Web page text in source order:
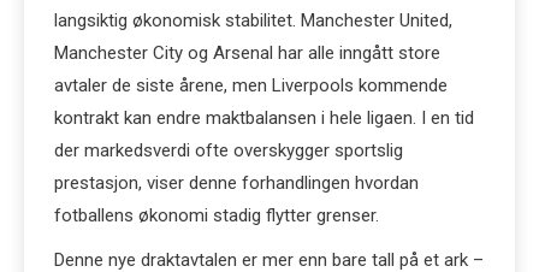
langsiktig økonomisk stabilitet. Manchester United,
Manchester City og Arsenal har alle inngått store
avtaler de siste årene, men Liverpools kommende
kontrakt kan endre maktbalansen i hele ligaen. I en tid
der markedsverdi ofte overskygger sportslig
prestasjon, viser denne forhandlingen hvordan
fotballens økonomi stadig flytter grenser.
Denne nye draktavtalen er mer enn bare tall på et ark –